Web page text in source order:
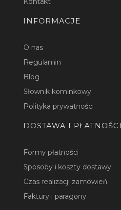
INFORMACJE
O nas
Regulamin
Blog
Słownik kominkowy
Polityka prywatności
DOSTAWA I PŁATNOŚCI
Formy płatności
Sposoby i koszty dostawy
Czas realizacji zamówień
Faktury i paragony